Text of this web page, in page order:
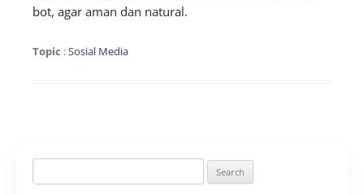
bot, agar aman dan natural.
Topic :Sosial Media
for: